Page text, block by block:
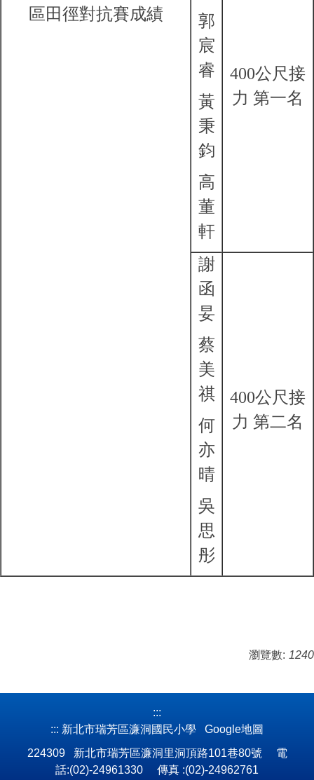
區田徑對抗賽成績
郭
宸
睿
黃
秉
鈞
高
董
軒
400公尺接
力 第一名
謝
函
妟
蔡
美
祺
何
亦
晴
吳
思
彤
400公尺接
力 第二名
瀏覽數: 1240
:::
::: 新北市瑞芳區濂洞國民小學 Google地圖
224309 新北市瑞芳區濂洞里洞頂路101巷80號 電
話:(02)-24961330 傳真 :(02)-24962761